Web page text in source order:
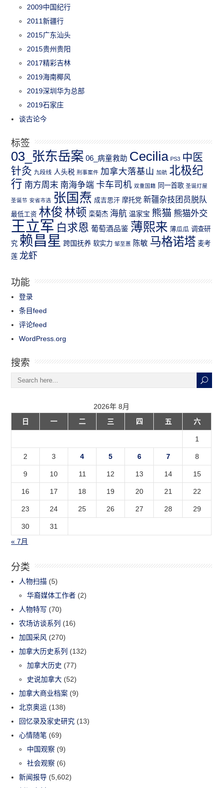
2009中国纪行
2011新疆行
2015广东汕头
2015贵州贵阳
2017精彩吉林
2019海南椰风
2019深圳华为总部
2019石家庄
谈古论今
标签
03_张东岳案 06_病童救助 Cecilia PS3 中医
针灸 九段线 人头税 刑事案件 加拿大落基山 加航 北极纪
行 南方周末 南海争端 卡车司机 双重国籍 同一首歌 圣诞灯屋
圣诞节 安省市选 张国焘 成吉思汗 摩托党 新疆杂技团员脱队
最低工资 林俊 林顿 栾菊杰 海航 温家宝 熊猫 熊猫外交
王立军 白求恩 葡萄酒品鉴 薄熙来 薄瓜瓜 调查研
究 赖昌星 跨国抚养 软实力 邹至蕙 陈敏 马格诺塔 麦考
莲 龙虾
功能
登录
条目feed
评论feed
WordPress.org
搜索
2026年 8月
日
一 二 三 四 五 六
1
2 3 4 5 6 7 8
9 10 11 12 13 14 15
16 17 18 19 20 21 22
23 24 25 26 27 28 29
30
31
« 7月
分类
人物扫描 (5)
华裔媒体工作者 (2)
人物特写 (70)
农场访谈系列 (16)
加国采风 (270)
加拿大历史系列 (132)
加拿大历史 (77)
史说加拿大 (52)
加拿大商业档案 (9)
北京奥运 (138)
回忆录及家史研究 (13)
心情随笔 (69)
中国观察 (9)
社会观察 (6)
新闻报导 (5,602)